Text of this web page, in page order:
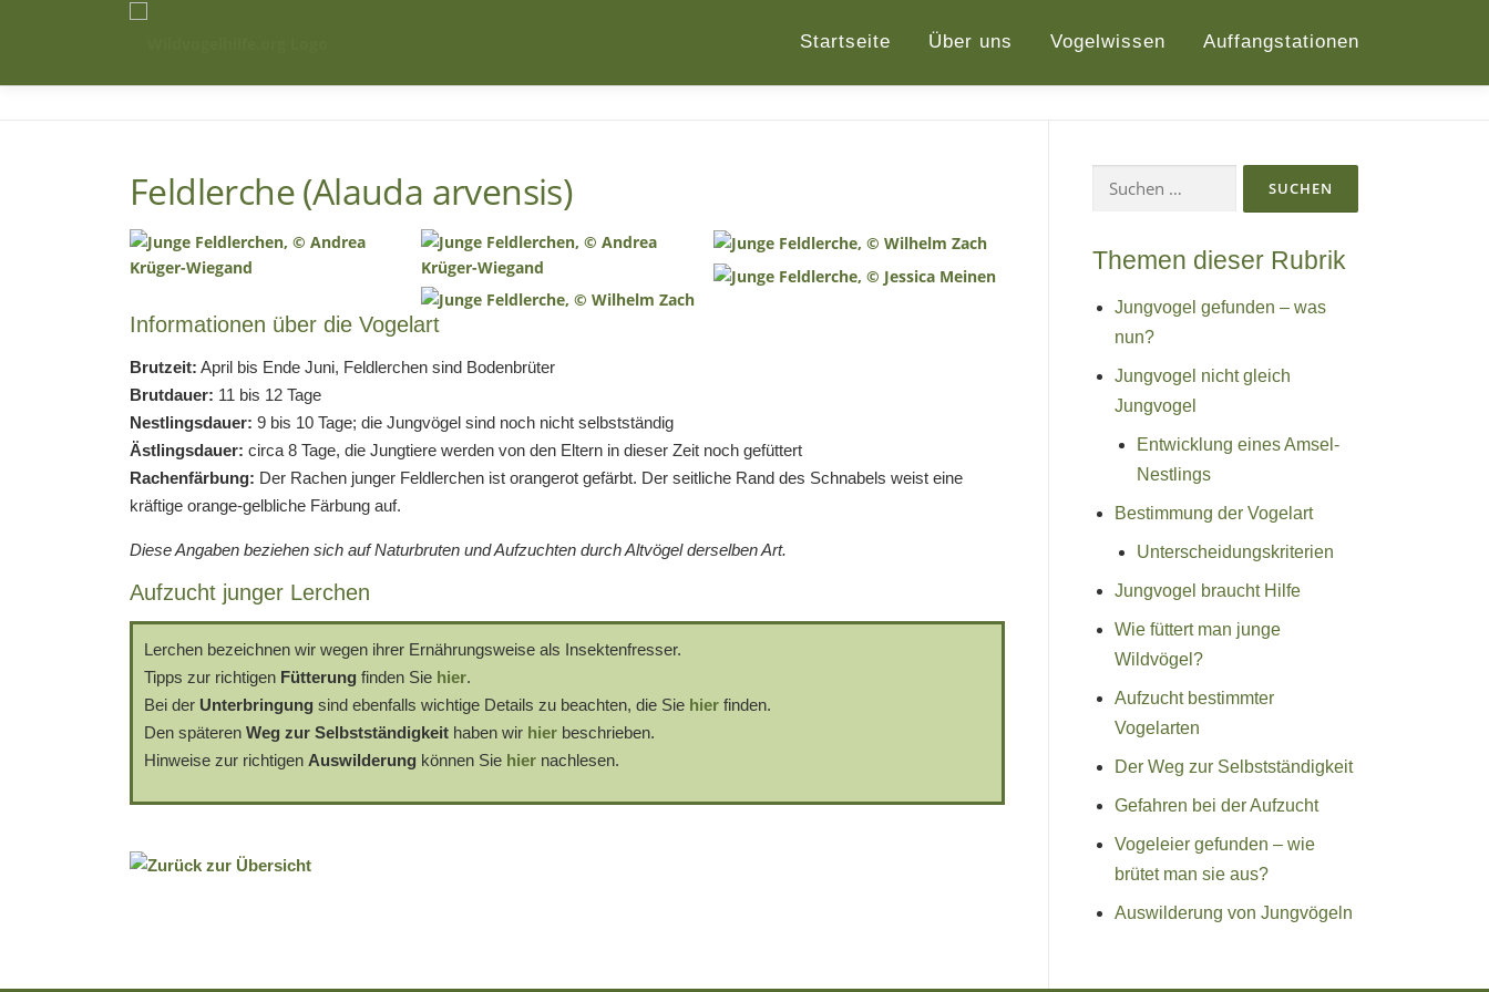
Startseite Über uns Vogelwissen Auffangstationen
Feldlerche (Alauda arvensis)
Informationen über die Vogelart
Brutzeit: April bis Ende Juni, Feldlerchen sind Bodenbrüter
Brutdauer: 11 bis 12 Tage
Nestlingsdauer: 9 bis 10 Tage; die Jungvögel sind noch nicht selbstständig
Ästlingsdauer: circa 8 Tage, die Jungtiere werden von den Eltern in dieser Zeit noch gefüttert
Rachenfärbung: Der Rachen junger Feldlerchen ist orangerot gefärbt. Der seitliche Rand des Schnabels weist eine
kräftige orange-gelbliche Färbung auf.
Diese Angaben beziehen sich auf Naturbruten und Aufzuchten durch Altvögel derselben Art.
Aufzucht junger Lerchen
Lerchen bezeichnen wir wegen ihrer Ernährungsweise als Insektenfresser.
Tipps zur richtigen Fütterung finden Sie hier.
Bei der Unterbringung sind ebenfalls wichtige Details zu beachten, die Sie hier finden.
Den späteren Weg zur Selbstständigkeit haben wir hier beschrieben.
Hinweise zur richtigen Auswilderung können Sie hier nachlesen.
nach:
Themen dieser Rubrik
Jungvogel gefunden – was
nun?
Jungvogel nicht gleich
Jungvogel
Entwicklung eines Amsel-
Nestlings
Bestimmung der Vogelart
Unterscheidungskriterien
Jungvogel braucht Hilfe
Wie füttert man junge
Wildvögel?
Aufzucht bestimmter
Vogelarten
Der Weg zur Selbstständigkeit
Gefahren bei der Aufzucht
Vogeleier gefunden – wie
brütet man sie aus?
Auswilderung von Jungvögeln